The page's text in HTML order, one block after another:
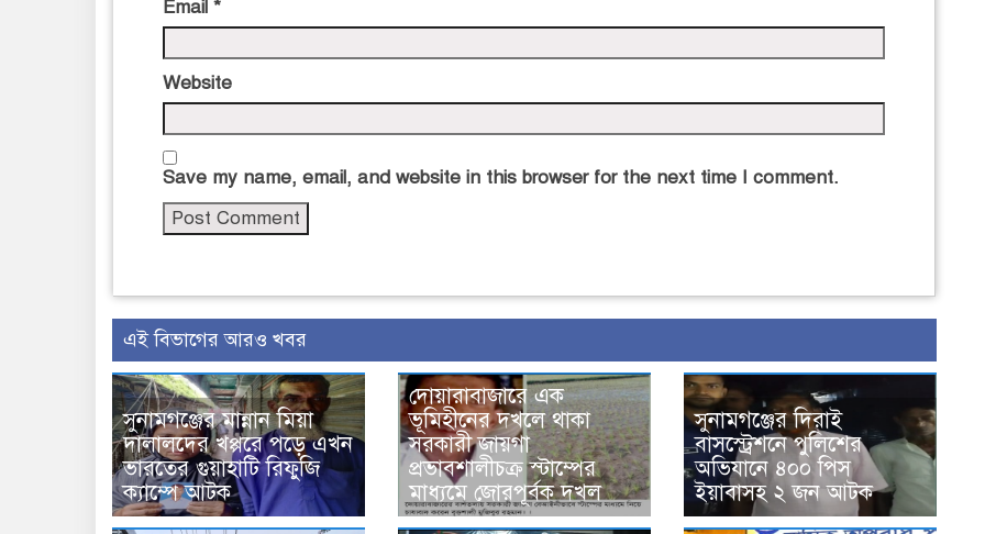
Email *
Website
Save my name, email, and website in this browser for the next time I comment.
এই বিভাগের আরও খবর
সুনামগঞ্জের মান্নান মিয়া
দালালদের খপ্পরে পড়ে এখন
ভারতের গুয়াহাটি রিফুজি
ক্যাম্পে আটক
দোয়ারাবাজারে এক
ভূমিহীনের দখলে থাকা
সরকারী জায়গা
প্রভাবশালীচক্র স্টাম্পের
মাধ্যমে জোরপূর্বক দখল
সুনামগঞ্জের দিরাই
বাসস্ট্রেশনে পুলিশের
অভিযানে ৪০০ পিস
ইয়াবাসহ ২ জন আটক